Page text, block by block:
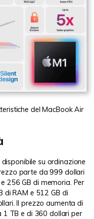
del MacBook Air
disponibile su ordinazione
parte da 999 dollari
256 GB di memoria. Per
di RAM e 512 GB di
Il prezzo aumenta di
1 TB e di 360 dollari per